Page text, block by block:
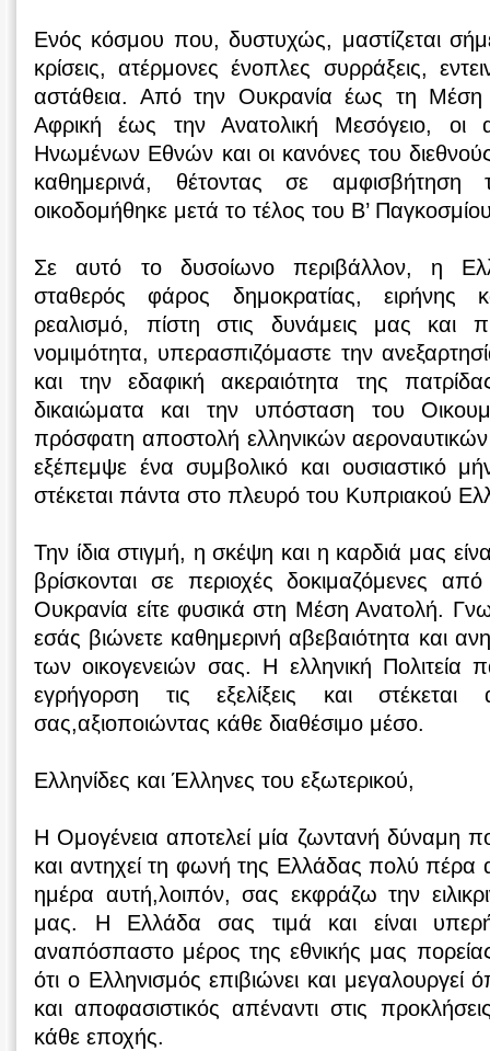
Ενός κόσμου που, δυστυχώς, μαστίζεται
κρίσεις, ατέρμονες ένοπλες συρράξεις,
αστάθεια. Από την Ουκρανία έως τη
Αφρική έως την Ανατολική Μεσόγειο,
Ηνωμένων Εθνών και οι κανόνες του
καθημερινά, θέτοντας σε
οικοδομήθηκε μετά το τέλος του Β’
Σε αυτό το δυσοίωνο περιβάλλον, η
σταθερός φάρος δημοκρατίας, ειρήνης
ρεαλισμό, πίστη στις δυνάμεις μας και
νομιμότητα, υπερασπιζόμαστε την
και την εδαφική ακεραιότητα της
δικαιώματα και την υπόσταση του
πρόσφατη αποστολή ελληνικών
εξέπεμψε ένα συμβολικό και ουσιαστικό
στέκεται πάντα στο πλευρό του Κυπριακού
Την ίδια στιγμή, η σκέψη και η καρδιά μας
βρίσκονται σε περιοχές δοκιμαζόμενες
Ουκρανία είτε φυσικά στη Μέση Ανατολή.
εσάς βιώνετε καθημερινή αβεβαιότητα και
των οικογενειών σας. Η ελληνική Πολιτεία
εγρήγορση τις εξελίξεις και
σας,αξιοποιώντας κάθε διαθέσιμο μέσο.
Ελληνίδες και Έλληνες του εξωτερικού,
Η Ομογένεια αποτελεί μία ζωντανή δύναμη
και αντηχεί τη φωνή της Ελλάδας πολύ
ημέρα αυτή,λοιπόν, σας εκφράζω την
μας. Η Ελλάδα σας τιμά και είναι
αναπόσπαστο μέρος της εθνικής μας
ότι ο Ελληνισμός επιβιώνει και μεγαλουργεί
και αποφασιστικός απέναντι στις
κάθε εποχής.